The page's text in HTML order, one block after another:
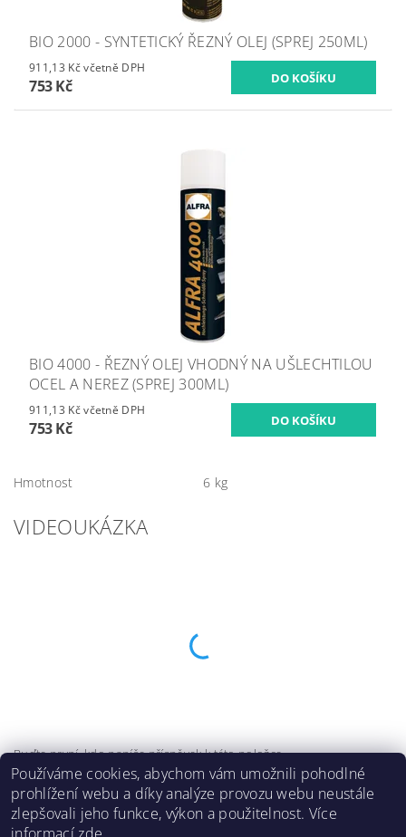
BIO 2000 - SYNTETICKÝ ŘEZNÝ OLEJ (SPREJ 250ML)
911,13 Kč včetně DPH
753 Kč
BIO 4000 - ŘEZNÝ OLEJ VHODNÝ NA UŠLECHTILOU
OCEL A NEREZ (SPREJ 300ML)
911,13 Kč včetně DPH
753 Kč
Hmotnost 6 kg
VIDEOUKÁZKA
Buďte první, kdo napíše příspěvek k této položce.
Přidat komentář
Používáme cookies, abychom vám umožnili pohodlné
prohlížení webu a díky analýze provozu webu neustále
zlepšovali jeho funkce, výkon a použitelnost. Více